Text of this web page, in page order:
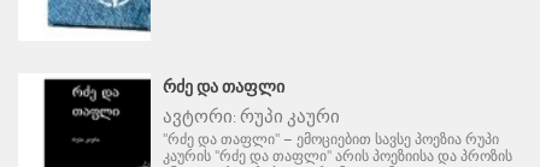
ᲠᲫᲔ ᲓᲐ ᲗᲐᲤᲚᲘ
ავტორი: რუპი კაური
"რძე და თაფლი" – ემოციებით სავსე პოეზია რუპი
კაურის "რძე და თაფლი" არის პოეზიისა და პროზის